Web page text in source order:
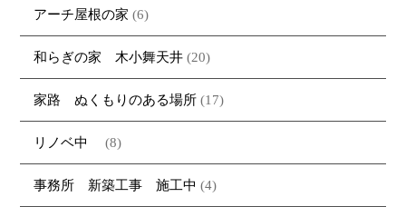
アーチ屋根の家 (6)
和らぎの家 木小舞天井 (20)
家路 ぬくもりのある場所 (17)
リノベ中 (8)
事務所 新築工事 施工中 (4)